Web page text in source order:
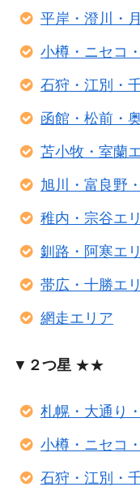
平岸・澄川・
小樽・ニセコ
石狩・江別・
函館・松前・
苫小牧・室蘭
旭川・富良野
稚内・宗谷エ
釧路・阿寒エ
帯広・十勝エ
網走エリア
▼ ２つ星 ★★
札幌・大通り
小樽・ニセコ
石狩・江別・